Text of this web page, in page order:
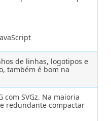
de linhas, logotipos e
também é bom na
com SVGz. Na maioria
redundante compactar